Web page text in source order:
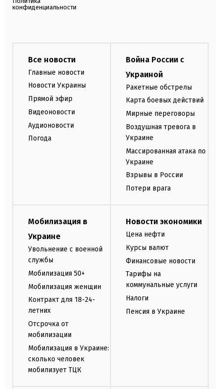
конфиденциальности
Все новости
Главные новости
Новости Украины
Прямой эфир
Видеоновости
Аудионовости
Погода
Война России с
Украиной
Ракетные обстрелы
Карта боевых действий
Мирные переговоры
Воздушная тревога в
Украине
Массированная атака по
Украине
Взрывы в России
Потери врага
Мобилизация в
Украине
Увольнение с военной
службы
Мобилизация 50+
Мобилизация женщин
Контракт для 18-24-
летних
Отсрочка от
мобилизации
Мобилизация в Украине:
сколько человек
мобилизует ТЦК
Новости экономики
Цена нефти
Курсы валют
Финансовые новости
Тарифы на
коммунальные услуги
Налоги
Пенсия в Украине